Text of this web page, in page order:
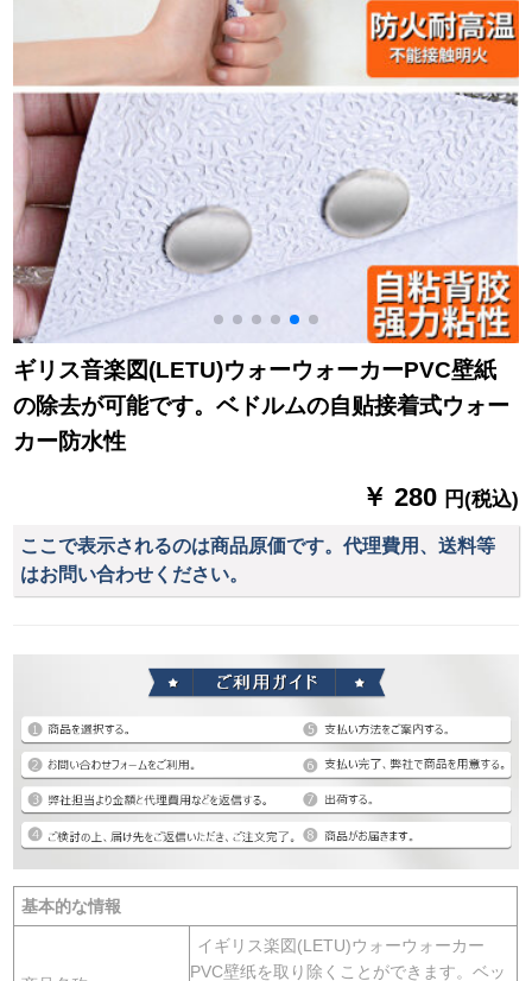
ギリス音楽図(LETU)ウォーウォーカーPVC壁紙
の除去が可能です。ベドルムの自贴接着式ウォー
カー防水性
￥ 280 円(税込)
ここで表示されるのは商品原価です。代理費用、送料等
はお問い合わせください。
基本的な情報
イギリス楽図(LETU)ウォーウォーカー
PVC壁纸を取り除くことができます。ベッ